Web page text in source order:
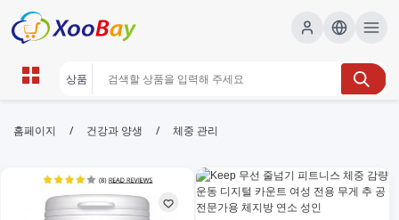
체중 관리 | XOOBAY B2B/B2C
체중 관리, 다이어트 팁, 건강한 식단, 운동, wholesale
체중 관리, XOOBAY
홈페이지 / 건강과 양생 / 체중 관리